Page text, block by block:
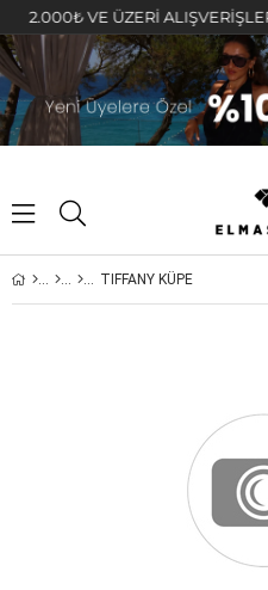
VE ÜZERİ ALIŞVERİŞLERDE
TIFFANY KÜPE